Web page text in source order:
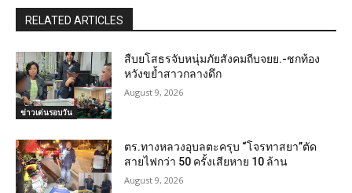
RELATED ARTICLES
ข่าวเด่นรอบวัน
สืบยโสธรจับหนุ่มภัยสังคมถีบจยย.-ชกท้อง
หวังขย้ำสาวกลางดึก
August 9, 2026
ตร.ทางหลวงอุบลตะครุบ “โจรทาสยา”ตัด
สายไฟกว่า 50 ครั้งเสียหาย 10 ล้าน
August 9, 2026